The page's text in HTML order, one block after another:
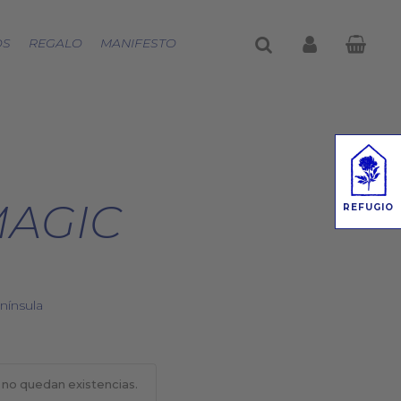
REFUGIO
REGALO MANIFESTO buscaraccount
quedan existencias.